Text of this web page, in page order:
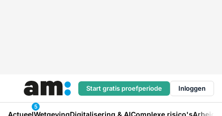
Start gratis proefperiode Inloggen
Actueel
5
WetgevingDigitalisering & AIComplexe risico's